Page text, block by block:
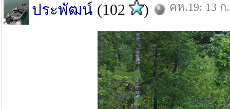
ประพัฒน์ (102 ) คห.19: 13 ก